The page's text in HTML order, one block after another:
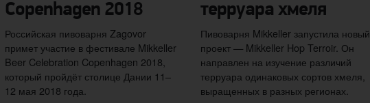
Copenhagen 2018
Российская пивоварня Zagovor
примет участие в фестивале Mikkeller
Beer Celebration Copenhagen 2018,
который пройдёт столице Дании 11–
12 мая 2018 года.
терруара хмеля
Пивоварня Mikkeller запустила новый
проект — Mikkeller Hop Terroir. Он
направлен на изучение различий
терруара одинаковых сортов хмеля,
выращенных в разных регионах.